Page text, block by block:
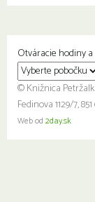
Otváracie hodiny
© Knižnica
Fedinova 1129/7,
Web od 2day.sk